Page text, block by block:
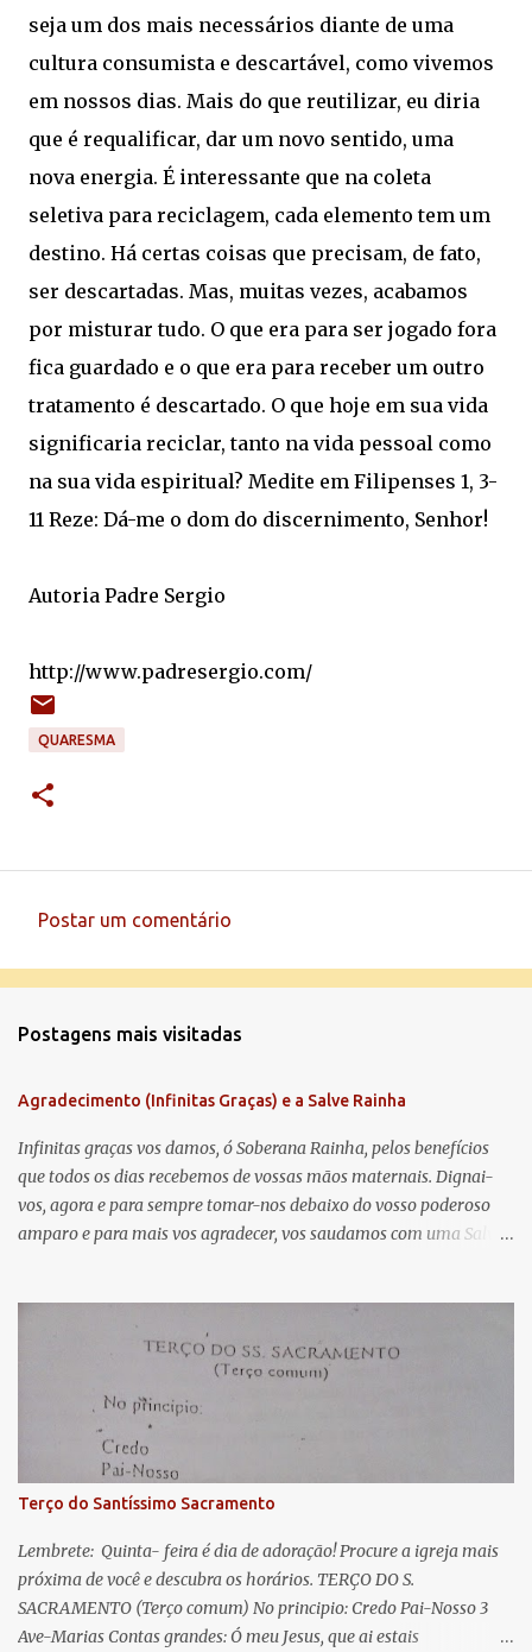
seja um dos mais necessários diante de uma
cultura consumista e descartável, como vivemos
em nossos dias. Mais do que reutilizar, eu diria
que é requalificar, dar um novo sentido, uma
nova energia. É interessante que na coleta
seletiva para reciclagem, cada elemento tem um
destino. Há certas coisas que precisam, de fato,
ser descartadas. Mas, muitas vezes, acabamos
por misturar tudo. O que era para ser jogado fora
fica guardado e o que era para receber um outro
tratamento é descartado. O que hoje em sua vida
significaria reciclar, tanto na vida pessoal como
na sua vida espiritual? Medite em Filipenses 1, 3-
11 Reze: Dá-me o dom do discernimento, Senhor!
Autoria Padre Sergio
http://www.padresergio.com/
QUARESMA
e
t
á
r
i
o
Postar um comentário
Postagens mais visitadas
Agradecimento (Infinitas Graças) e a Salve Rainha
Infinitas graças vos damos, ó Soberana Rainha, pelos benefícios
que todos os dias recebemos de vossas mãos maternais. Dignai-
vos, agora e para sempre tomar-nos debaixo do vosso poderoso
amparo e para mais vos agradecer, vos saudamos com uma Salve
lágrimas. Eia, pois, Advogada nossa, estes vossos olhos
misericordiosos a nós volvei, e depois deste desterro, mostrai-nos
Jesus. Bendito é o fruto do vosso ventre, ó clemente, ó piedosa, ó
doce e sempre Virgem Maria. Rogai por nós Santa Mãe de Deus.
Para que sejamos dignos das promessas de Cristo. Amém.
Terço do Santíssimo Sacramento
Lembrete: Quinta- feira é dia de adoração! Procure a igreja mais
próxima de você e descubra os horários. TERÇO DO S.
SACRAMENTO (Terço comum) No principio: Credo Pai-Nosso 3
Ave-Marias Contas grandes: Ó meu Jesus, que ai estais